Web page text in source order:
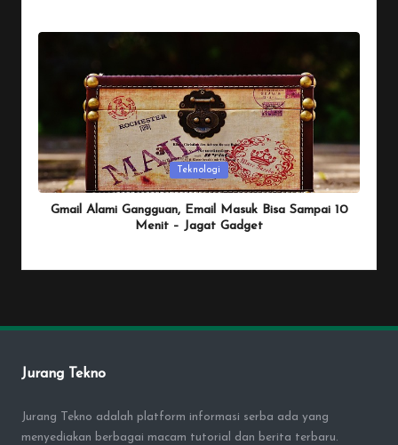
Posted
in
Teknologi
Gmail Alami Gangguan, Email Masuk Bisa Sampai 10
Menit – Jagat Gadget
Jurang Tekno
Jurang Tekno adalah platform informasi serba ada yang
menyediakan berbagai macam tutorial dan berita terbaru.